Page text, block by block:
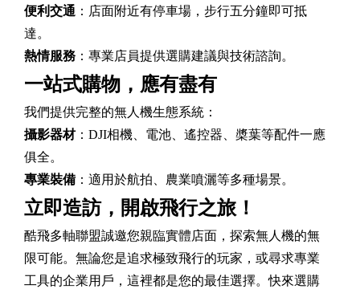
便利交通 ：店面附近有停車場，步行五分鐘即可抵
達。
熱情服務 ：專業店員提供選購建議與技術諮詢。
一站式購物，應有盡有
我們提供完整的無人機生態系統：
攝影器材：DJI相機、電池、遙控器、槳葉等配件一應
俱全。
專業裝備 ：適用於航拍、農業噴灑等多種場景。
立即造訪，開啟飛行之旅！
酷飛多軸聯盟誠邀您親臨實體店面，探索無人機的無
限可能。無論您是追求極致飛行的玩家，或尋求專業
工具的企業用戶，這裡都是您的最佳選擇。快來選購